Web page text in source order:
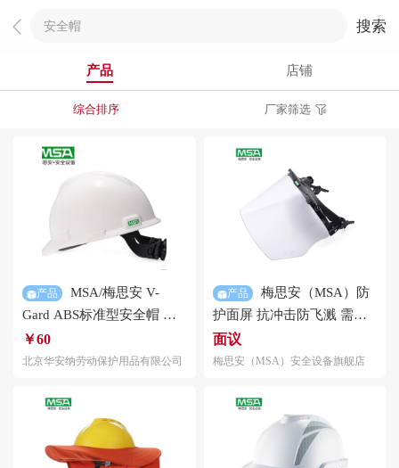
搜索
产品 店铺
综合排序 厂家筛选
产品
Gard ABS标准型安全帽
爱戴帽衬 针织布吸汗带 D型
下颏带 1顶
￥60
北京华安纳劳动保护用品有限公司
产品
护面屏 抗冲击防飞溅 需另
购安全帽
（10115836+10121266）
面议
梅思安（MSA）安全设备旗舰店